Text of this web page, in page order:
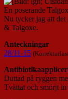
En poserande
Nu tycker jag att det
& Talgoxe.
Anteckningar
28/11-15
Duttad på ryggen
Tvättat och smörjt